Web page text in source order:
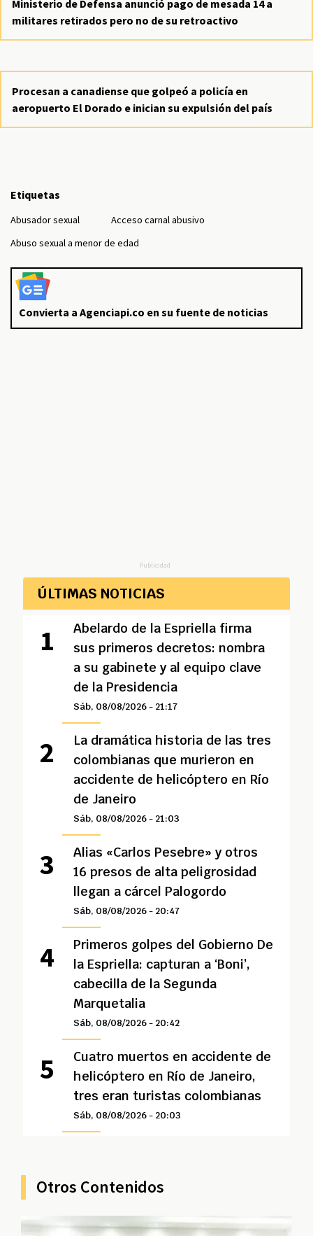
Ministerio de Defensa anunció pago de mesada 14 a
militares retirados pero no de su retroactivo
Procesan a canadiense que golpeó a policía en
aeropuerto El Dorado e inician su expulsión del país
Etiquetas
Abusador sexual
Acceso carnal abusivo
Abuso sexual a menor de edad
Convierta a Agenciapi.co en su fuente de noticias
Publicidad
ÚLTIMAS NOTICIAS
Abelardo de la Espriella firma
sus primeros decretos: nombra
a su gabinete y al equipo clave
de la Presidencia
Sáb, 08/08/2026 - 21:17
La dramática historia de las tres
colombianas que murieron en
accidente de helicóptero en Río
de Janeiro
Sáb, 08/08/2026 - 21:03
Alias «Carlos Pesebre» y otros
16 presos de alta peligrosidad
llegan a cárcel Palogordo
Sáb, 08/08/2026 - 20:47
Primeros golpes del Gobierno De
la Espriella: capturan a ‘Boni’,
cabecilla de la Segunda
Marquetalia
Sáb, 08/08/2026 - 20:42
Cuatro muertos en accidente de
helicóptero en Río de Janeiro,
tres eran turistas colombianas
Sáb, 08/08/2026 - 20:03
Otros Contenidos